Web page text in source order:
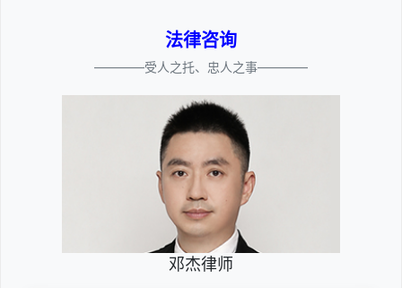
法律咨询
————受人之托、忠人之事————
邓杰律师